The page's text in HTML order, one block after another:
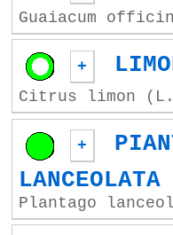
Guaiacum
+
Citrus limon
+
LANCEOLATA
Plantago